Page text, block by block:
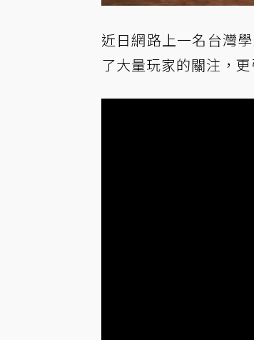
近日網路上一名台灣
了大量玩家的關注，